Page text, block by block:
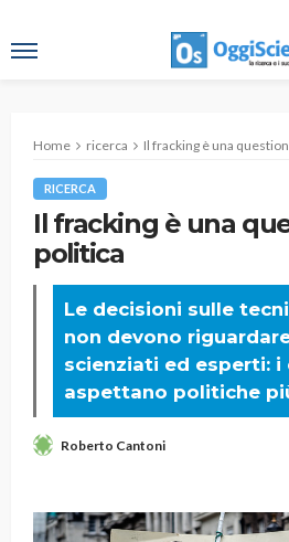
Home ricerca Il fracking è una
RICERCA
Il fracking è una
politica
Le decisioni sulle
non devono
scienziati ed esperti:
aspettano politiche
Roberto Cantoni